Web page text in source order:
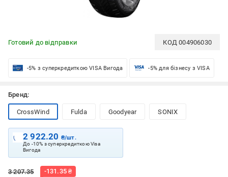
Готовий до відправки КОД004906030
-5% з суперкредиткою VISA Вигода -5% для бізнесу з VISA
Бренд:
CrossWind Fulda Goodyear SONIX
2 922.20 ₴/шт.
До -10% з суперкредиткою Visa
Вигода
3 207.35 -131.35 ₴